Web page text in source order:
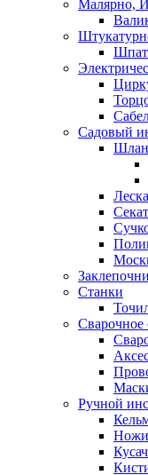
Малярно,
Садовый
Станки
Сварочное
Ручной